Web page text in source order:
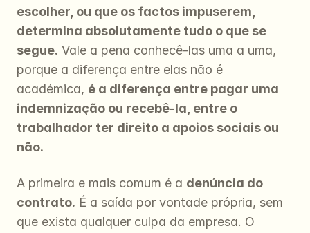
escolher, ou que os factos impuserem,
determina absolutamente tudo o que se
segue. Vale a pena conhecê-las uma a uma,
porque a diferença entre elas não é
académica, é a diferença entre pagar uma
indemnização ou recebê-la, entre o
trabalhador ter direito a apoios sociais ou
não.
A primeira e mais comum é a denúncia do
contrato. É a saída por vontade própria, sem
que exista qualquer culpa da empresa. O